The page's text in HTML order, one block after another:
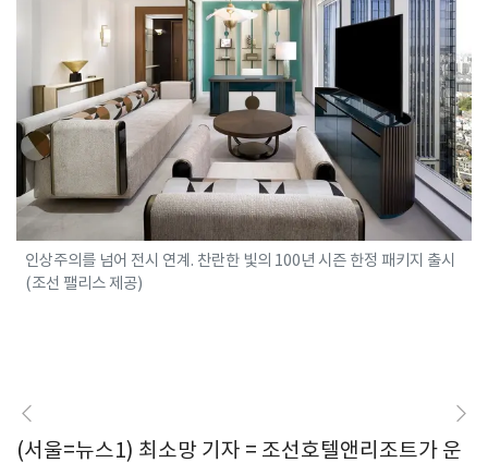
인상주의를 넘어 전시 연계. 찬란한 빛의 100년 시즌 한정 패키지 출시
(조선 팰리스 제공)
(서울=뉴스1) 최소망 기자 = 조선호텔앤리조트가 운